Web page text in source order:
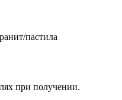
пастила
при получении.